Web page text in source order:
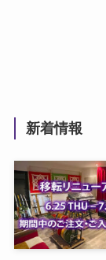
新着情報